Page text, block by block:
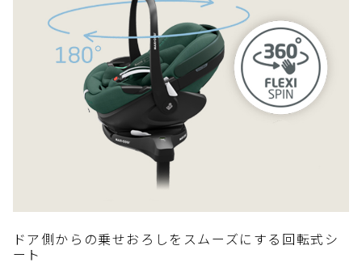
ドア側からの乗せおろしをスムーズにする回転式シ
ート